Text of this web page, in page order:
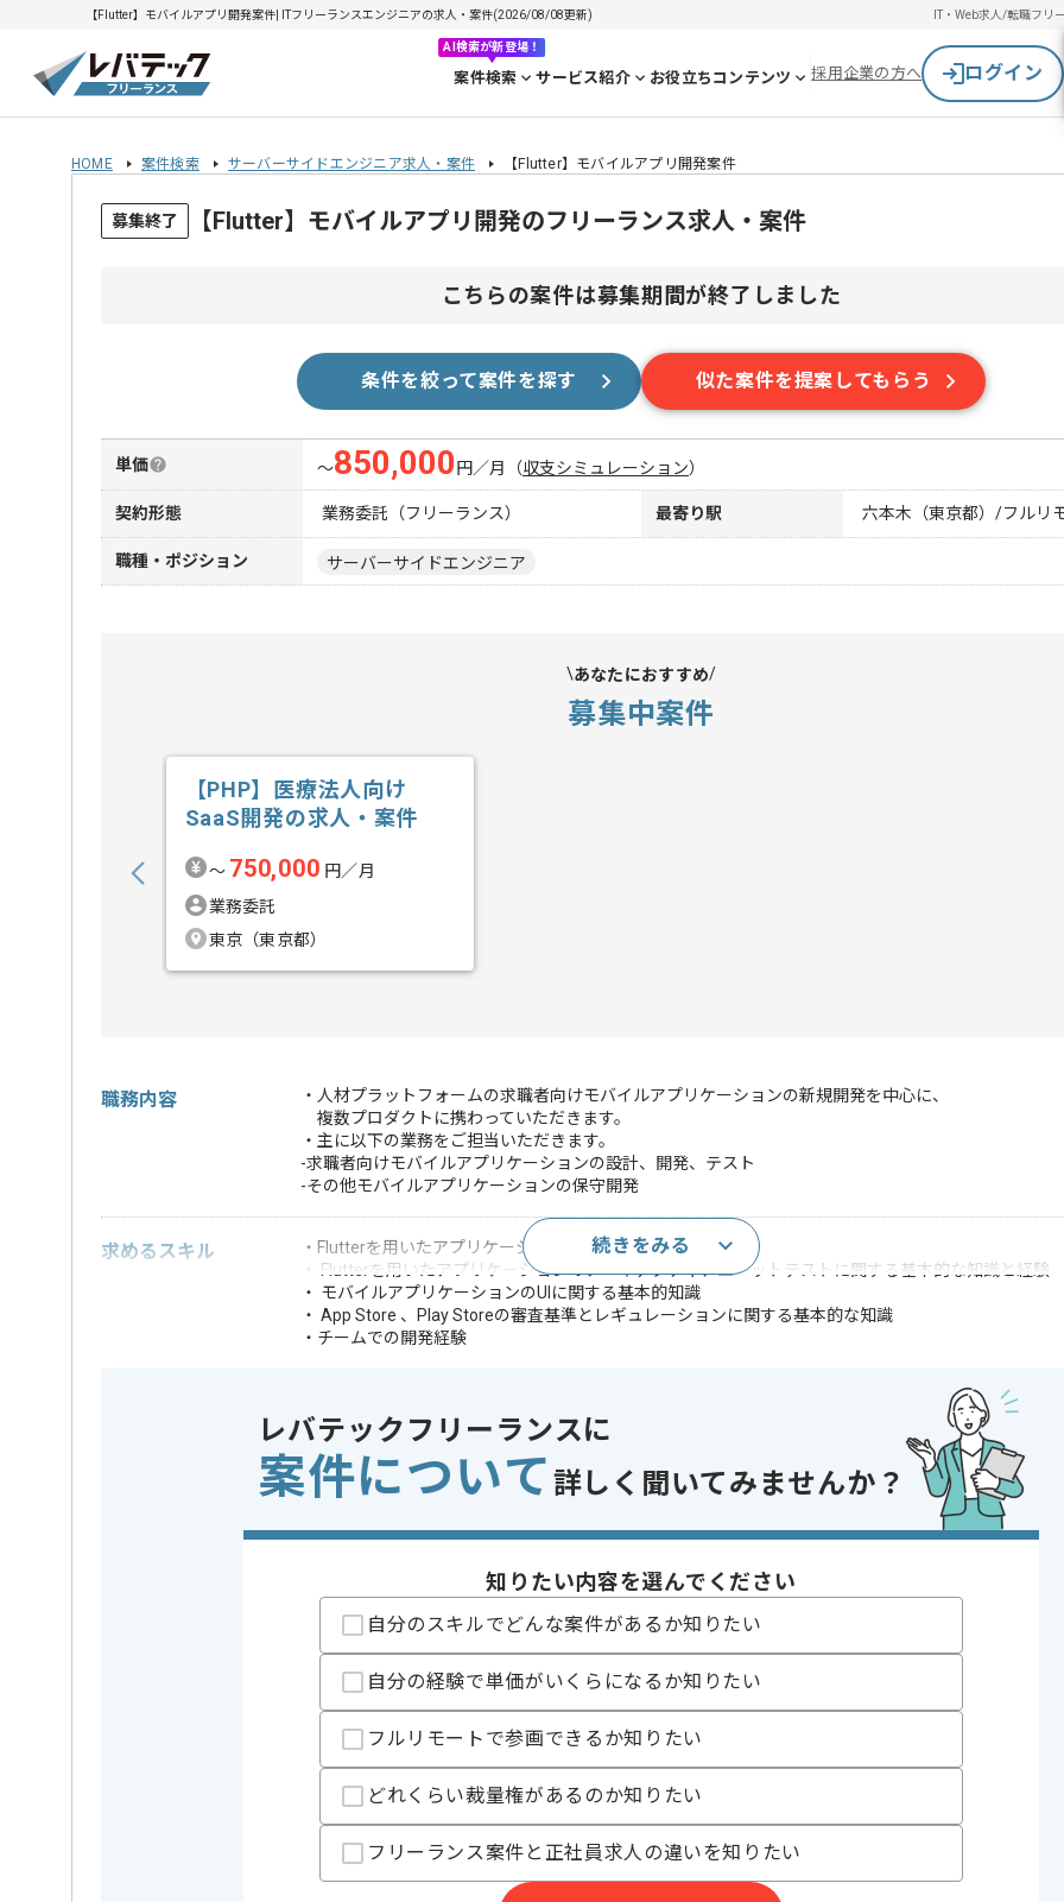
【Flutter】モバイルアプリ開発案件| ITフリーランスエンジニアの求人・案件(2026/08/08更新) IT・Web求人/転職フリ
AI検索が新登場！
案件検索 サービス紹介 お役立ちコンテンツ 採用企業の方へ ログイン
HOME 案件検索 サーバーサイドエンジニア求人・案件 【Flutter】モバイルアプリ開発案件
募集終了 【Flutter】モバイルアプリ開発のフリーランス求人・案件
こちらの案件は募集期間が終了しました
条件を絞って案件を探す 似た案件を提案してもらう
単価 〜850,000 円／月 （収支シミュレーション）
契約形態 業務委託（フリーランス） 最寄り駅 六本木（東京都）/フルリ
職種・ポジション サーバーサイドエンジニア
あなたにおすすめ
募集中案件
【PHP】医療法人向け
SaaS開発の求人・案件
〜 750,000 円／月
業務委託
東京（東京都）
職務内容
・人材プラットフォームの求職者向けモバイルアプリケーションの新規開発を中心に、
複数プロダクトに携わっていただきます。
・主に以下の業務をご担当いただきます。
-求職者向けモバイルアプリケーションの設計、開発、テスト
-その他モバイルアプリケーションの保守開発
求めるスキル
・Flutterを用いたアプリケーション開発の経験（3年以上）
・ Flutterを用いたアプリケーションのアーキテクチャ、ユニットテストに関する基本的な知識と経験
・ モバイルアプリケーションのUIに関する基本的知識
・ App Store 、Play Storeの審査基準とレギュレーションに関する基本的な知識
・チームでの開発経験
歓迎スキル
* モバイルアプリケーションのアクセシビリティ改善に関する経験
・ネイティブアプリ開発に関する経験
※上記に似た経験やスキルをお持ちであれば申し込み可能なケースもございます！まずはお気軽にご相談ください！
GitHub , Git
20代活躍中 , 30代活躍中
有
精算基準時間
140時間〜180時間
支払いサイト
15日
続きをみる
レバテックフリーランスに
案件について 詳しく聞いてみませんか？
知りたい内容を選んでください
自分のスキルでどんな案件があるか知りたい
自分の経験で単価がいくらになるか知りたい
フルリモートで参画できるか知りたい
どれくらい裁量権があるのか知りたい
フリーランス案件と正社員求人の違いを知りたい